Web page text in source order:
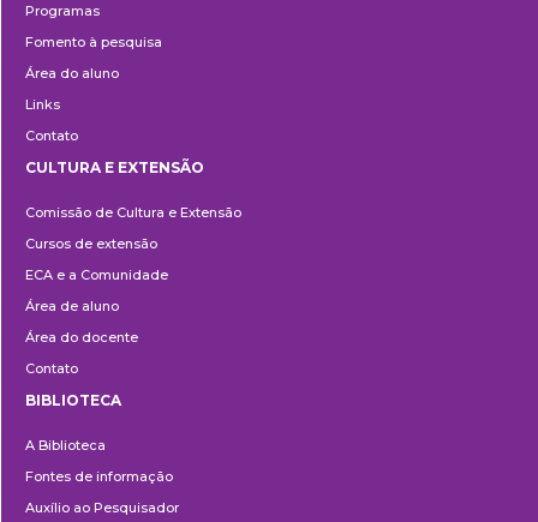
Programas
Fomento à pesquisa
Área do aluno
Links
Contato
e
Extensão
CULTURA E EXTENSÃO
Comissão de Cultura e Extensão
Cursos de extensão
ECA e a Comunidade
Área de aluno
Área do docente
Contato
BIBLIOTECA
A Biblioteca
Fontes de informação
Auxílio ao Pesquisador